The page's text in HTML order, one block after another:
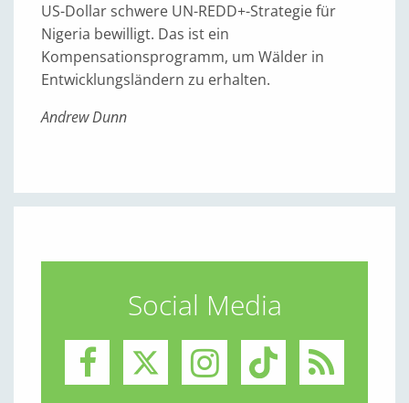
US-Dollar schwere UN-REDD+-Strategie für
Nigeria bewilligt. Das ist ein
Kompensationsprogramm, um Wälder in
Entwicklungsländern zu erhalten.
Andrew Dunn
Social Media